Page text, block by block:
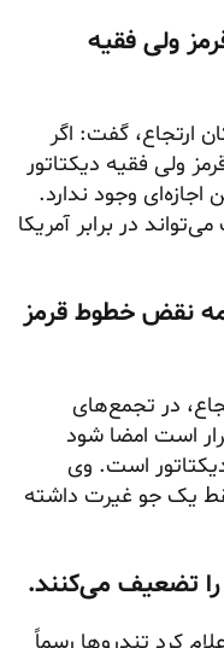
ولی فقیه
ارتجاع، گفت: اگر
ولی فقیه دیکتاتور
وجود ندارد.
در برابر آمریکا
نقض خطوط قرمز
در تجمع‌های
است امضا شود
است. وی
یک جو غیرت داشته
را تضعیف می‌کنند.